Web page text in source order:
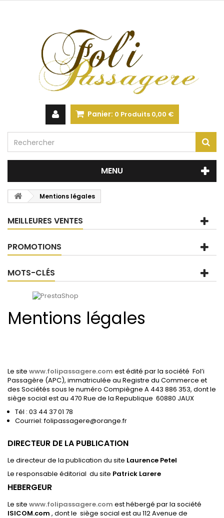
Panier: 0 Produits 0,00 €
MENU
Mentions légales
MEILLEURES VENTES
PROMOTIONS
MOTS-CLÉS
Mentions légales
Le site www.folipassagere.com est édité par la société Fol’i
Passagère (APC), immatriculée au Registre du Commerce et
des Sociétés sous le numéro Compiègne A 443 886 353, dont le
siège social est au 470 Rue de la Republique 60880 JAUX
Tél : 03 44 37 01 78
Courriel: folipassagere@orange.fr
DIRECTEUR DE LA PUBLICATION
Le directeur de la publication du site Laurence Petel
Le responsable éditorial du site Patrick Larere
HEBERGEUR
Le site www.folipassagere.com est hébergé par la société
ISICOM.com , dont le siège social est au 112 Avenue de